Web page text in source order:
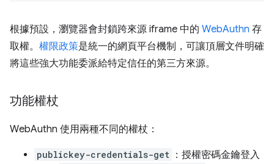
根據預設，瀏覽器會封鎖跨來源 iframe 中的 WebAuthn 存
取權。 權限政策是統一的網頁平台機制，可讓頂層文件明確
將這些強大功能委派給特定信任的第三方來源。
功能權杖
WebAuthn 使用兩種不同的權杖：
publickey-credentials-get ：授權密碼金鑰登入